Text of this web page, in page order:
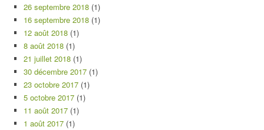
26 septembre 2018 (1)
16 septembre 2018 (1)
12 août 2018 (1)
8 août 2018 (1)
21 juillet 2018 (1)
30 décembre 2017 (1)
23 octobre 2017 (1)
5 octobre 2017 (1)
11 août 2017 (1)
1 août 2017 (1)